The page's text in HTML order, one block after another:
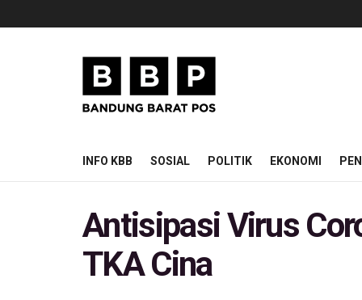
INFO KBB SOSIAL POLITIK EKONOMI
Antisipasi Virus
TKA Cina